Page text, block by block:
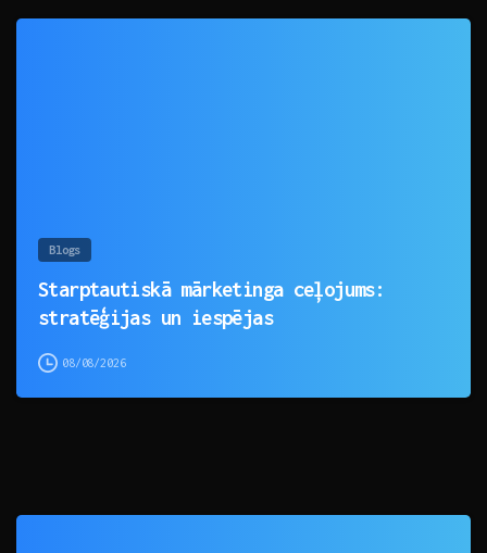
Blogs
Starptautiskā mārketinga ceļojums:
stratēģijas un iespējas
08/08/2026